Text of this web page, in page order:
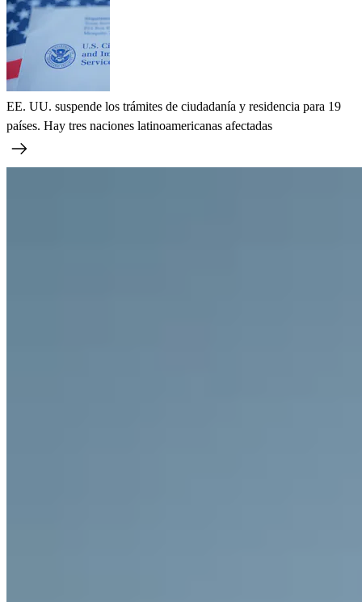
EE. UU. suspende los trámites de ciudadanía y residencia para 19
países. Hay tres naciones latinoamericanas afectadas